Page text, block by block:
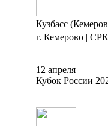
Кузбасс
г. Кемерово |
12 апреля
Кубок России